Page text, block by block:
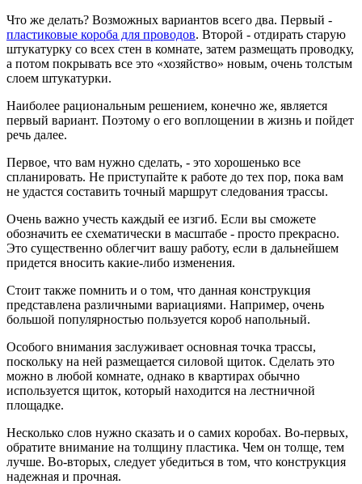
Что же делать? Возможных вариантов всего два. Первый -
пластиковые короба для проводов. Второй - отдирать старую
штукатурку со всех стен в комнате, затем размещать проводку,
а потом покрывать все это «хозяйство» новым, очень толстым
слоем штукатурки.
Наиболее рациональным решением, конечно же, является
первый вариант. Поэтому о его воплощении в жизнь и пойдет
речь далее.
Первое, что вам нужно сделать, - это хорошенько все
спланировать. Не приступайте к работе до тех пор, пока вам
не удастся составить точный маршрут следования трассы.
Очень важно учесть каждый ее изгиб. Если вы сможете
обозначить ее схематически в масштабе - просто прекрасно.
Это существенно облегчит вашу работу, если в дальнейшем
придется вносить какие-либо изменения.
Стоит также помнить и о том, что данная конструкция
представлена различными вариациями. Например, очень
большой популярностью пользуется короб напольный.
Особого внимания заслуживает основная точка трассы,
поскольку на ней размещается силовой щиток. Сделать это
можно в любой комнате, однако в квартирах обычно
используется щиток, который находится на лестничной
площадке.
Несколько слов нужно сказать и о самих коробах. Во-первых,
обратите внимание на толщину пластика. Чем он толще, тем
лучше. Во-вторых, следует убедиться в том, что конструкция
надежная и прочная.